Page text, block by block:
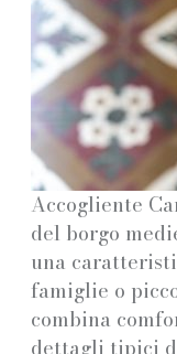
Accogliente
del borgo
una
famiglie o
combina
dettagli tipici